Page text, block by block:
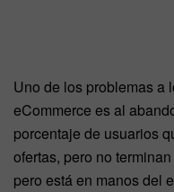
Uno de los problemas a
eCommerce es al
porcentaje de usuarios
ofertas, pero no
pero está en manos del